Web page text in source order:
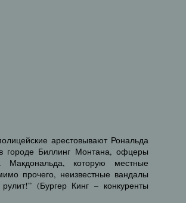
арестовывают Рональда
городе Биллинг Монтана, офцеры
которую местные
прочего, неизвестные вандалы
(Бургер Кинг – конкуренты